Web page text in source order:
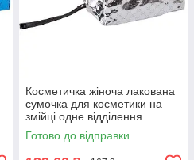
Косметичка жіноча лакована
сумочка для косметики на
змійці одне відділення
19*10*7см Срібляста
Готово до відправки